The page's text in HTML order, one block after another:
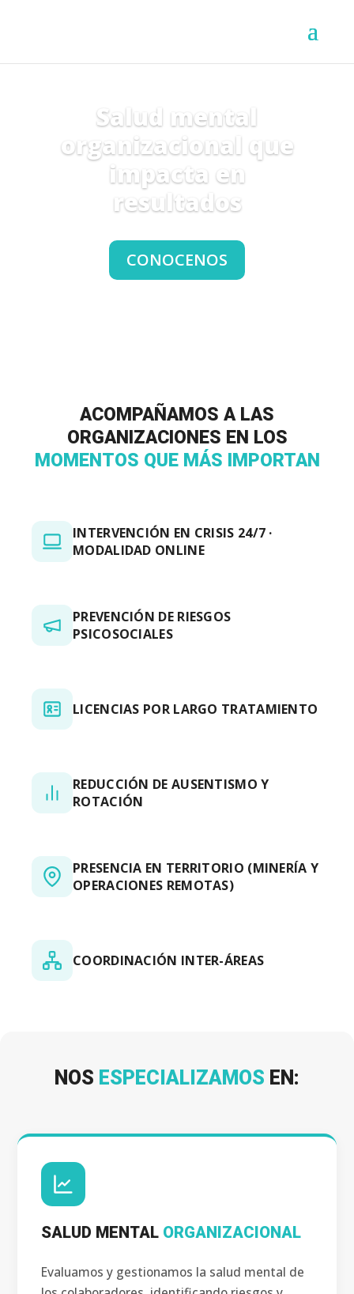
Salud mental
organizacional que
impacta en
resultados
CONOCENOS
ACOMPAÑAMOS A LAS
ORGANIZACIONES EN LOS
MOMENTOS QUE MÁS IMPORTAN
INTERVENCIÓN EN CRISIS 24/7 ·
MODALIDAD ONLINE
PREVENCIÓN DE RIESGOS
PSICOSOCIALES
LICENCIAS POR LARGO TRATAMIENTO
REDUCCIÓN DE AUSENTISMO Y
ROTACIÓN
PRESENCIA EN TERRITORIO (MINERÍA Y
OPERACIONES REMOTAS)
COORDINACIÓN INTER-ÁREAS
NOS ESPECIALIZAMOS EN:
SALUD MENTAL ORGANIZACIONAL
Evaluamos y gestionamos la salud mental de